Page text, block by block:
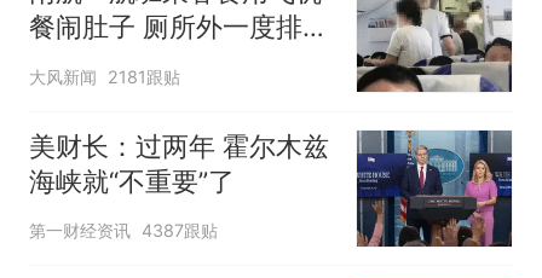
餐闹肚子 厕所外一度排长
队
大风新闻 2181跟贴
美财长：过两年 霍尔木兹
海峡就“不重要”了
第一财经资讯 4387跟贴